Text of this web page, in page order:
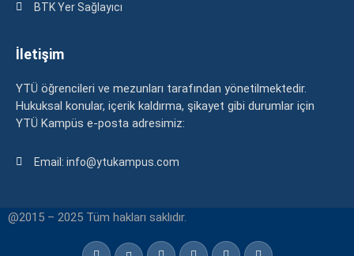
BTK Yer Sağlayıcı
İletişim
YTÜ öğrencileri ve mezunları tarafından yönetilmektedir.
Hukuksal konular, içerik kaldırma, şikayet gibi durumlar için
YTÜ Kampüs e-posta adresimiz:
Email: info@ytukampus.com
@2015 – 2025 Tüm hakları saklıdır.